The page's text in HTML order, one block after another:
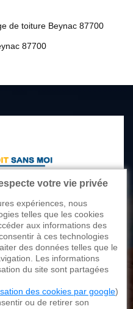
de toiture Beynac 87700
87700
votre vie privée
expériences, nous
telles que les cookies
aux informations des
à ces technologies
des données telles que le
Les informations
du site sont partagées
des cookies par google)
ou de retirer son